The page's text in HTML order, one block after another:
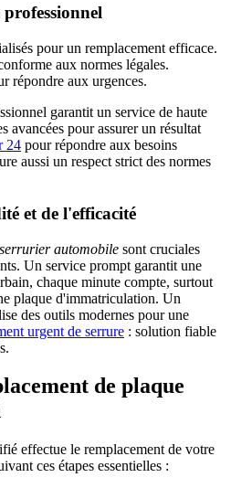
pour un remplacement efficace.
aux normes légales.
répondre aux urgences.
garantit un service de haute
avancées pour assurer un résultat
24 pour répondre aux besoins
aussi un respect strict des normes
et de l'efficacité
serrurier automobile sont cruciales
Un service prompt garantit une
chaque minute compte, surtout
plaque d'immatriculation. Un
des outils modernes pour une
urgent de serrure : solution fiable
de plaque
effectue le remplacement de votre
ces étapes essentielles :